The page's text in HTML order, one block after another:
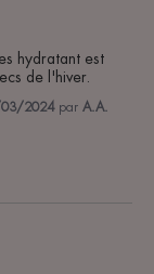
hydratant est
de l'hiver.
2024 par A.A.